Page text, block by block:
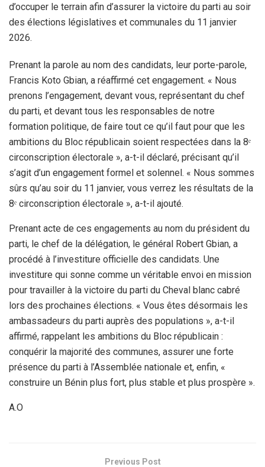
d’occuper le terrain afin d’assurer la victoire du parti au soir
des élections législatives et communales du 11 janvier
2026.
Prenant la parole au nom des candidats, leur porte-parole,
Francis Koto Gbian, a réaffirmé cet engagement. « Nous
prenons l’engagement, devant vous, représentant du chef
du parti, et devant tous les responsables de notre
formation politique, de faire tout ce qu’il faut pour que les
ambitions du Bloc républicain soient respectées dans la 8ᵉ
circonscription électorale », a-t-il déclaré, précisant qu’il
s’agit d’un engagement formel et solennel. « Nous sommes
sûrs qu’au soir du 11 janvier, vous verrez les résultats de la
8ᵉ circonscription électorale », a-t-il ajouté.
Prenant acte de ces engagements au nom du président du
parti, le chef de la délégation, le général Robert Gbian, a
procédé à l’investiture officielle des candidats. Une
investiture qui sonne comme un véritable envoi en mission
pour travailler à la victoire du parti du Cheval blanc cabré
lors des prochaines élections. « Vous êtes désormais les
ambassadeurs du parti auprès des populations », a-t-il
affirmé, rappelant les ambitions du Bloc républicain :
conquérir la majorité des communes, assurer une forte
présence du parti à l’Assemblée nationale et, enfin, «
construire un Bénin plus fort, plus stable et plus prospère ».
A.O
Previous Post